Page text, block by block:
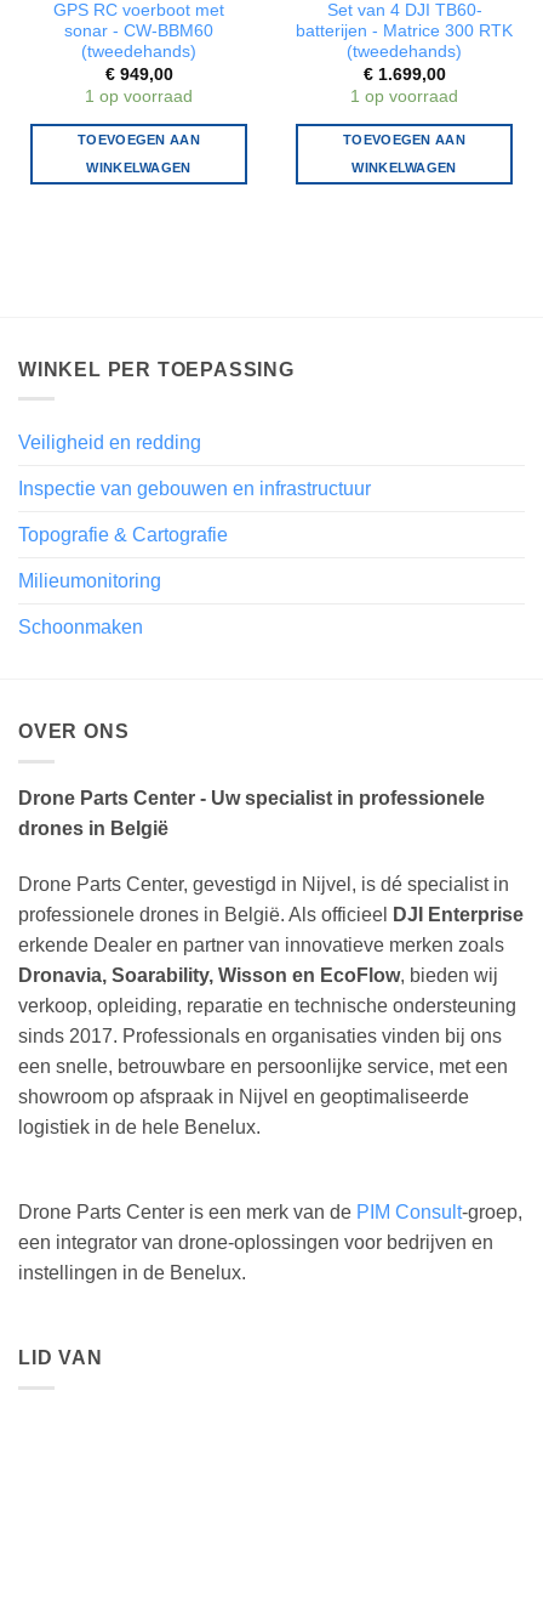
GPS RC voerboot met
sonar - CW-BBM60
(tweedehands)
€949,00
1 op voorraad
TOEVOEGEN AAN
WINKELWAGEN
Set van 4 DJI TB60-
batterijen - Matrice 300 RTK
(tweedehands)
€1.699,00
1 op voorraad
TOEVOEGEN AAN
WINKELWAGEN
WINKEL PER TOEPASSING
Veiligheid en redding
Inspectie van gebouwen en infrastructuur
Topografie & Cartografie
Milieumonitoring
Schoonmaken
OVER ONS
Drone Parts Center - Uw specialist in professionele
drones in België
Drone Parts Center, gevestigd in Nijvel, is dé specialist in
professionele drones in België. Als officieel
DJI Enterprise
erkende Dealer en partner van innovatieve merken zoals
Dronavia, Soarability, Wisson en EcoFlow, bieden wij
verkoop, opleiding, reparatie en technische ondersteuning
sinds 2017. Professionals en organisaties vinden bij ons
een snelle, betrouwbare en persoonlijke service, met een
showroom op afspraak in Nijvel en geoptimaliseerde
logistiek in de hele Benelux.
Drone Parts Center is een merk van de PIM Consult-groep,
een integrator van drone-oplossingen voor bedrijven en
instellingen in de Benelux.
LID VAN